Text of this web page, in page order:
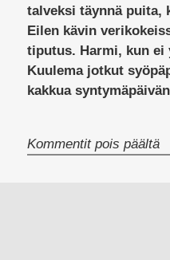
talveksi täynnä puita,
Eilen kävin
tiputus. Harmi, kun ei
Kuulema jotkut
kakkua
Kommentit pois päältä